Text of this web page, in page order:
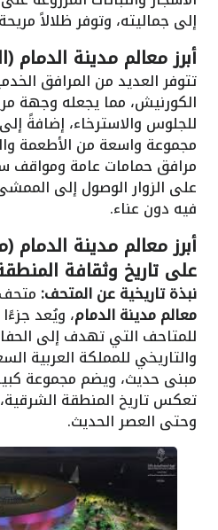
إلى جماليته، وتوفر ظلالاً
أبرز معالم مدينة الدمام
تتوفر العديد من المرافق
الكورنيش، مما يجعله وجهة
للجلوس والاسترخاء، إضافةً
مجموعة واسعة من الأطعمة
مرافق حمامات عامة ومواقف
على الزوار الوصول إلى
فيه دون عناء.
أبرز معالم مدينة الدمام
على تاريخ وثقافة
نبذة تاريخية عن المتحف:
معالم مدينة الدمام، ويُعد
للمتاحف التي تهدف إلى
والتاريخي للمملكة العربية
مبنى حديث، ويضم مجموعة
تعكس تاريخ المنطقة
وحتى العصر الحديث.